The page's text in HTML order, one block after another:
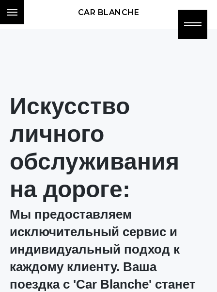
CAR BLANCHE
Искусство
личного
обслуживания
на дороге:
Мы предоставляем
исключительный сервис и
индивидуальный подход к
каждому клиенту. Ваша
поездка с 'Car Blanche' станет